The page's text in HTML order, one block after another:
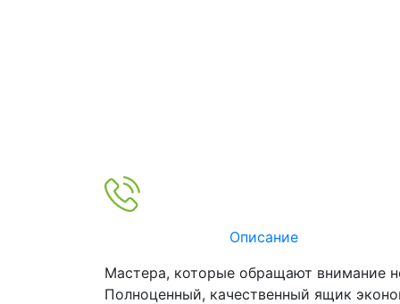
Описание
Мастера, которые обращают внимание
Полноценный, качественный ящик